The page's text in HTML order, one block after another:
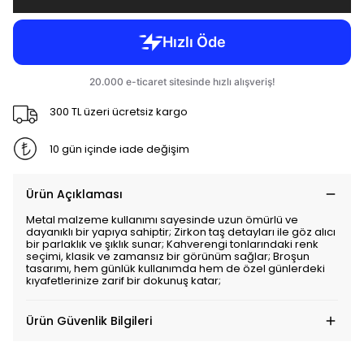
300 TL üzeri ücretsiz kargo
10 gün içinde iade değişim
Ürün Açıklaması
Metal malzeme kullanımı sayesinde uzun ömürlü ve
dayanıklı bir yapıya sahiptir; Zirkon taş detayları ile göz alıcı
bir parlaklık ve şıklık sunar; Kahverengi tonlarındaki renk
seçimi, klasik ve zamansız bir görünüm sağlar; Broşun
tasarımı, hem günlük kullanımda hem de özel günlerdeki
kıyafetlerinize zarif bir dokunuş katar;
Ürün Güvenlik Bilgileri